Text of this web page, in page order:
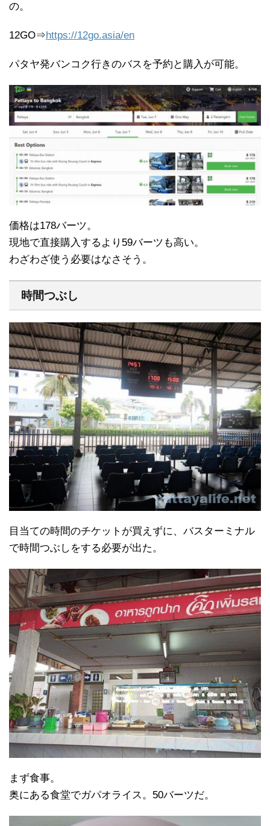
の。
12GO⇒https://12go.asia/en
パタヤ発バンコク行きのバスを予約と購入が可能。
価格は178バーツ。
現地で直接購入するより59バーツも高い。
わざわざ使う必要はなさそう。
時間つぶし
目当ての時間のチケットが買えずに、バスターミナル
で時間つぶしをする必要が出た。
まず食事。
奥にある食堂でガパオライス。50バーツだ。